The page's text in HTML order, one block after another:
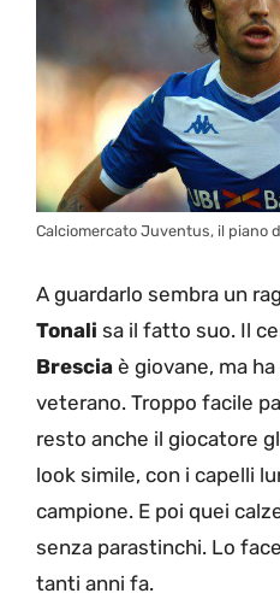
Calciomercato Juventus, il piano
A guardarlo sembra un
Tonali sa il fatto suo. Il
Brescia è giovane, ma
veterano. Troppo facile
resto anche il giocatore
look simile, con i capelli
campione. E poi quei
senza parastinchi. Lo
tanti anni fa.